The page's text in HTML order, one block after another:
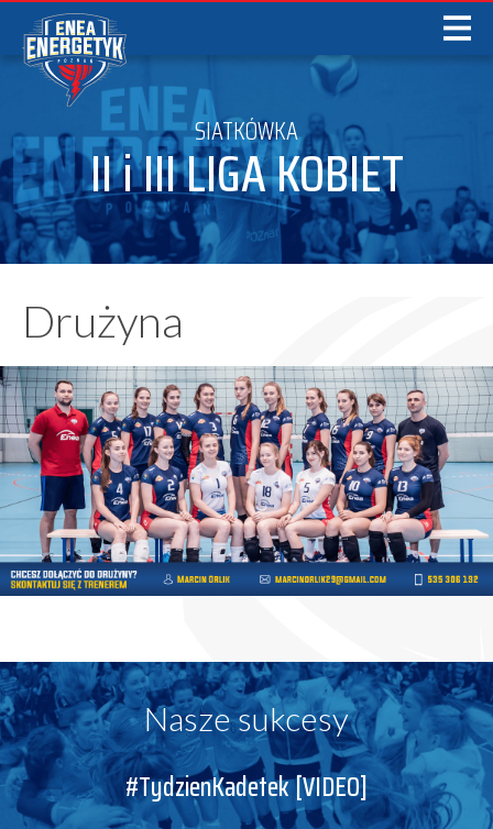
SIATKÓWKA
II i III LIGA KOBIET
Drużyna
Nasze sukcesy
#TydzienKadetek [VIDEO]